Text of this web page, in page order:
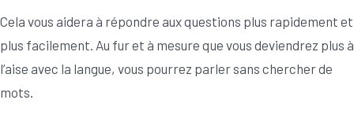
Cela vous aidera à répondre aux questions plus rapidement et
plus facilement. Au fur et à mesure que vous deviendrez plus à
l’aise avec la langue, vous pourrez parler sans chercher de
mots.